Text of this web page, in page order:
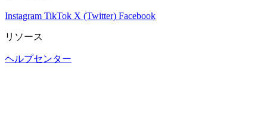
Instagram TikTok X (Twitter) Facebook
リソース
ヘルプセンター